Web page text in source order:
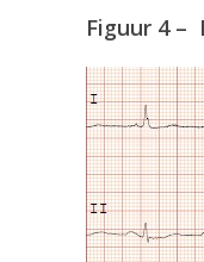
Figuur 4 –